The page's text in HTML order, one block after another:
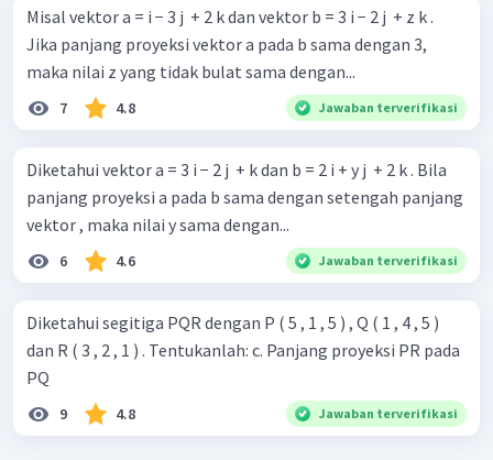
Misal vektor a = i − 3 j ​ + 2 k dan vektor b = 3 i − 2 j ​ + z k .
Jika panjang proyeksi vektor a pada b sama dengan 3,
maka nilai z yang tidak bulat sama dengan...
7 4.8 Jawaban terverifikasi
Diketahui vektor a = 3 i − 2 j ​ + k dan b = 2 i + y j ​ + 2 k . Bila
panjang proyeksi a pada b sama dengan setengah panjang
vektor , maka nilai y sama dengan...
6 4.6 Jawaban terverifikasi
Diketahui segitiga PQR dengan P ( 5 , 1 , 5 ) , Q ( 1 , 4 , 5 )
dan R ( 3 , 2 , 1 ) . Tentukanlah: c. Panjang proyeksi PR pada
PQ
9 4.8 Jawaban terverifikasi